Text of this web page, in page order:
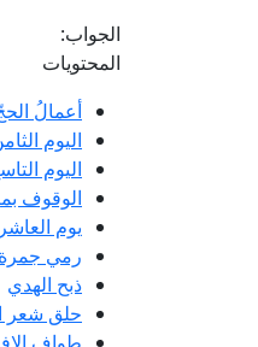
الجواب:
المحتويات
أعمالُ
اليوم
اليوم
الوقوف
يوم
رمي جمرة
ذبح الهدي
حلق شعر